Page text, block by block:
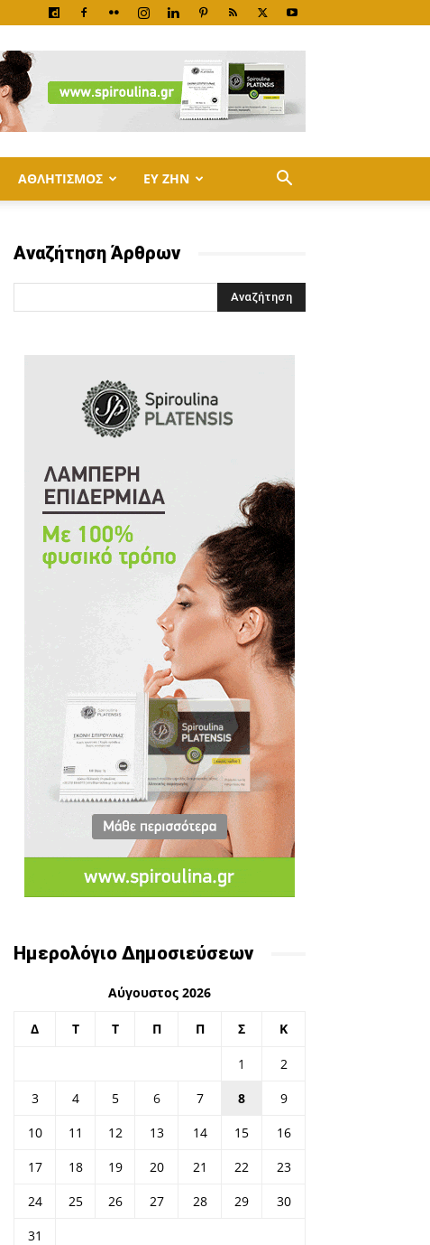
ΑΘΛΗΤΙΣΜΟΣ ΕΥ ΖΗΝ
Αναζήτηση Άρθρων
Ημερολόγιο Δημοσιεύσεων
Αύγουστος 2026
Δ Τ Τ Π Π Σ Κ
1
2
3
4 5 6 7 8
9
10
11 12 13 14 15
16
17
18 19 20 21 22
23
24
25 26 27 28 29
30
31